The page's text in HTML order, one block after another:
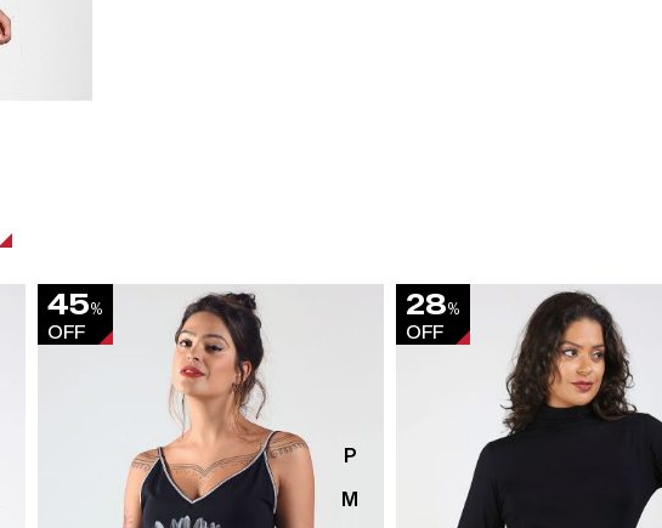
45%
OFF
P
M
28%
OFF